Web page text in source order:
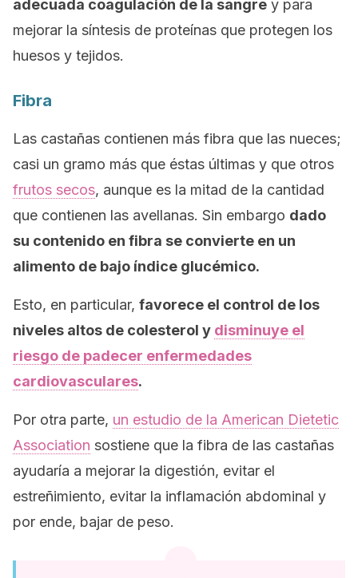
adecuada coagulación de la sangre y para
mejorar la síntesis de proteínas que protegen los
huesos y tejidos.
Fibra
Las castañas contienen más fibra que las nueces;
casi un gramo más que éstas últimas y que otros
frutos secos, aunque es la mitad de la cantidad
que contienen las avellanas. Sin embargo dado
su contenido en fibra se convierte en un
alimento de bajo índice glucémico.
Esto, en particular, favorece el control de los
niveles altos de colesterol y disminuye el
riesgo de padecer enfermedades
cardiovasculares.
Por otra parte, un estudio de la American Dietetic
Association sostiene que la fibra de las castañas
ayudaría a mejorar la digestión, evitar el
estreñimiento, evitar la inflamación abdominal y
por ende, bajar de peso.